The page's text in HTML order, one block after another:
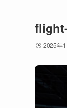
2025年